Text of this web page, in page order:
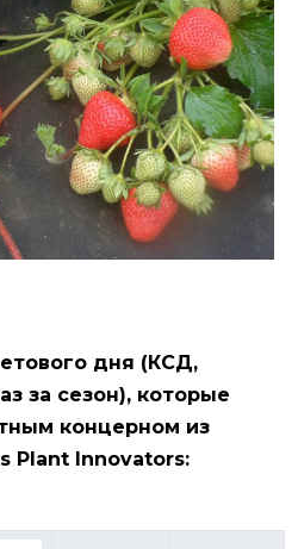
дня (КСД,
за сезон), которые
концерном из
Plant Innovators: